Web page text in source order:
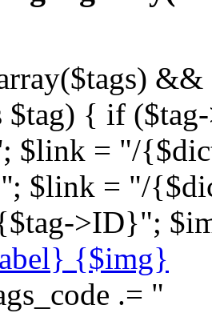
&&
$tag) { if
$link = "/
''; $link = "/
>ID}";
{$img}
.= "